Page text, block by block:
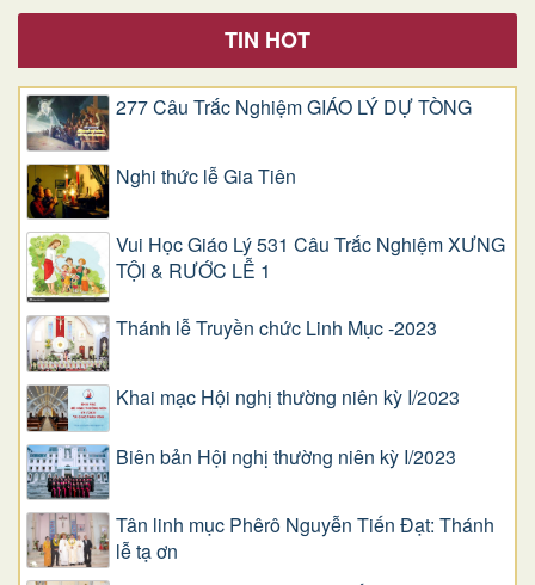
TIN HOT
277 Câu Trắc Nghiệm GIÁO LÝ DỰ TÒNG
Nghi thức lễ Gia Tiên
Vui Học Giáo Lý 531 Câu Trắc Nghiệm XƯNG
TỘI & RƯỚC LỄ 1
Thánh lễ Truyền chức Linh Mục -2023
Khai mạc Hội nghị thường niên kỳ I/2023
Biên bản Hội nghị thường niên kỳ I/2023
Tân linh mục Phêrô Nguyễn Tiến Đạt: Thánh
lễ tạ ơn